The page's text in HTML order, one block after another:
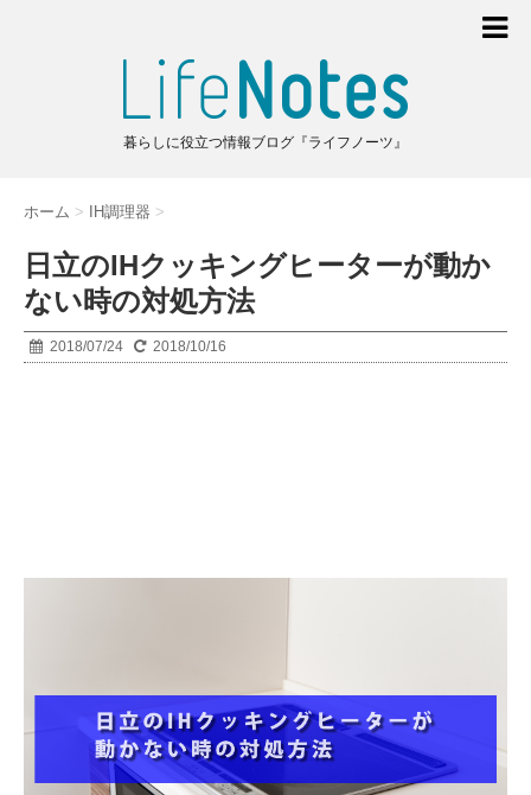
暮らしに役立つ情報ブログ『ライフノーツ』
ホーム > IH調理器 >
日立のIHクッキングヒーターが動か
ない時の対処方法
2018/07/24 2018/10/16